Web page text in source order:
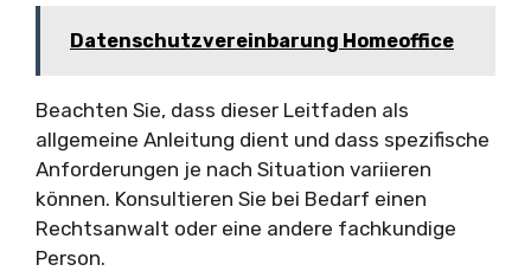
Datenschutzvereinbarung Homeoffice
Beachten Sie, dass dieser Leitfaden als
allgemeine Anleitung dient und dass spezifische
Anforderungen je nach Situation variieren
können. Konsultieren Sie bei Bedarf einen
Rechtsanwalt oder eine andere fachkundige
Person.